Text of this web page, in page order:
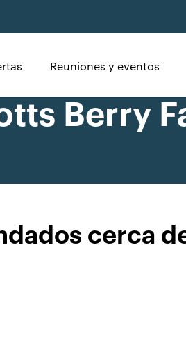
Reuniones y eventos
Berry
cerca